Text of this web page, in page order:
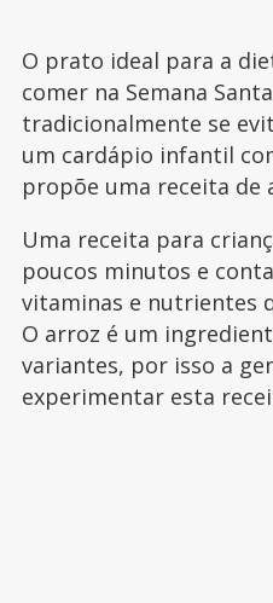
O prato ideal para a
comer na Semana
tradicionalmente se
um cardápio infantil
propõe uma receita de
Uma receita para
poucos minutos e
vitaminas e nutrientes
O arroz é um
variantes, por isso a
experimentar esta